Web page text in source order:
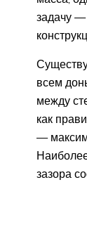
задачу —
всем
между
как
—
зазора